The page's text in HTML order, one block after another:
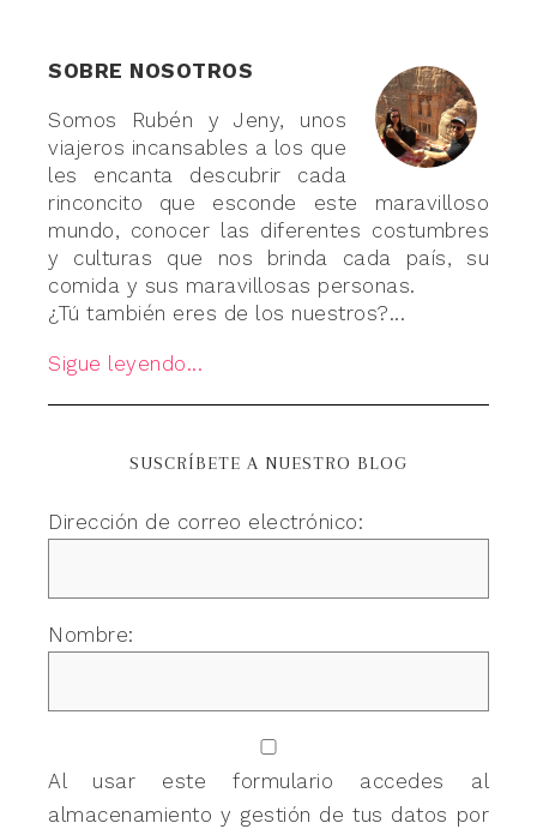
SOBRE NOSOTROS
Somos Rubén y Jeny, unos
viajeros incansables a los que
les encanta descubrir cada
rinconcito que esconde este maravilloso
mundo, conocer las diferentes costumbres
y culturas que nos brinda cada país, su
comida y sus maravillosas personas.
¿Tú también eres de los nuestros?...
Sigue leyendo...
SUSCRÍBETE A NUESTRO BLOG
Dirección de correo electrónico:
Nombre:
Al usar este formulario accedes al
almacenamiento y gestión de tus datos por